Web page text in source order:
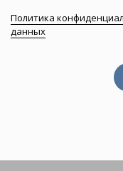
Политика
данных